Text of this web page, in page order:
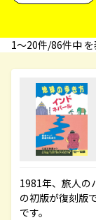
1〜20件/86件中
1981年、旅人の
の初版が復刻版
です。